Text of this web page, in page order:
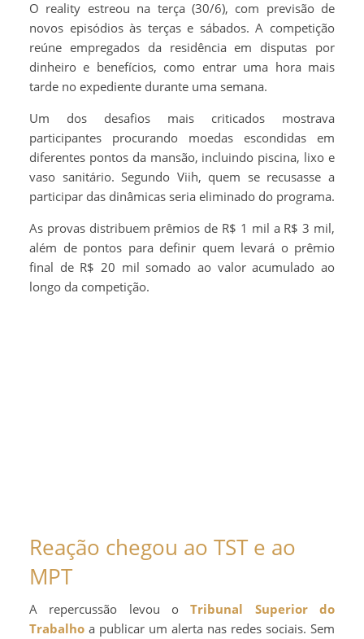
O reality estreou na terça (30/6), com previsão de
novos episódios às terças e sábados. A competição
reúne empregados da residência em disputas por
dinheiro e benefícios, como entrar uma hora mais
tarde no expediente durante uma semana.
Um dos desafios mais criticados mostrava
participantes procurando moedas escondidas em
diferentes pontos da mansão, incluindo piscina, lixo e
vaso sanitário. Segundo Viih, quem se recusasse a
participar das dinâmicas seria eliminado do programa.
As provas distribuem prêmios de R$ 1 mil a R$ 3 mil,
além de pontos para definir quem levará o prêmio
final de R$ 20 mil somado ao valor acumulado ao
longo da competição.
Reação chegou ao TST e ao
MPT
A repercussão levou oTribunal Superior do
Trabalho a publicar um alerta nas redes sociais. Sem